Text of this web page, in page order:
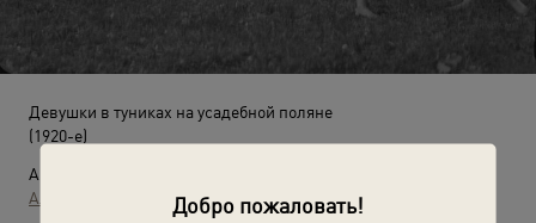
Добро пожаловать!
Девушки в туниках на усадебной поляне
(1920-е)
Автор:
Александр Гринберг